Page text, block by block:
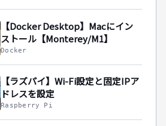
【Docker Desktop】Macにイン
ストール【Monterey/M1】
Docker
【ラズパイ】Wi-Fi設定と固定IPア
ドレスを設定
Raspberry Pi